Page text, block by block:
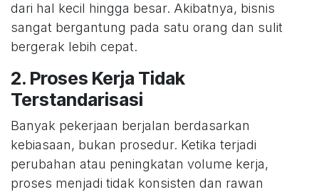
dari hal kecil hingga besar. Akibatnya, bisnis
sangat bergantung pada satu orang dan sulit
bergerak lebih cepat.
2. Proses Kerja Tidak
Terstandarisasi
Banyak pekerjaan berjalan berdasarkan
kebiasaan, bukan prosedur. Ketika terjadi
perubahan atau peningkatan volume kerja,
proses menjadi tidak konsisten dan rawan